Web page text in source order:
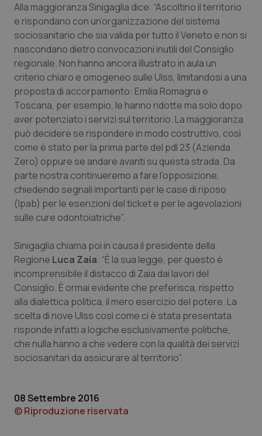
Friuli Venezia Giulia
Lazio
Liguria
Lombardia
Marche
Molise
Piemonte
Provincia Autonoma di Bolzano
Provincia Autonoma di Trento
Puglia
Sardegna
Sicilia
Umbria
Dermatite Atopica
Diabete & glucometri
Disturbi dell’umore
Dolore
Donna & Salute
Epatiti
HIV
Infezioni & Febbre
Ipertensione & Scompenso
Malattie rare
Malattia di Crohn & Rettocolite Ulcerosa
Neuroscienze & patologie neurodegenerative
Oftalmologia
Alla maggioranza Sinigaglia dice: “Ascoltino il territorio
e rispondano con un’organizzazione del sistema
sociosanitario che sia valida per tutto il Veneto e non si
nascondano dietro convocazioni inutili del Consiglio
regionale. Non hanno ancora illustrato in aula un
criterio chiaro e omogeneo sulle Ulss, limitandosi a una
proposta di accorpamento: Emilia Romagna e
Toscana, per esempio, le hanno ridotte ma solo dopo
aver potenziato i servizi sul territorio. La maggioranza
può decidere se rispondere in modo costruttivo, così
come è stato per la prima parte del pdl 23 (Azienda
Zero) oppure se andare avanti su questa strada. Da
parte nostra continueremo a fare l’opposizione,
chiedendo segnali importanti per le case di riposo
(Ipab) per le esenzioni del ticket e per le agevolazioni
sulle cure odontoiatriche”.
Sinigaglia chiama poi in causa il presidente della
Regione Luca Zaia: “È la sua legge, per questo è
incomprensibile il distacco di Zaia dai lavori del
Consiglio. È ormai evidente che preferisca, rispetto
alla dialettica politica, il mero esercizio del potere. La
scelta di nove Ulss così come ci è stata presentata
risponde infatti a logiche esclusivamente politiche,
che nulla hanno a che vedere con la qualità dei servizi
sociosanitari da assicurare al territorio”.
08 Settembre 2016
© Riproduzione riservata